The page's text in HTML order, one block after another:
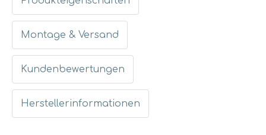
Montage & Versand
Kundenbewertungen
Herstellerinformationen